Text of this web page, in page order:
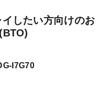
イしたい方向けのお
I7G70